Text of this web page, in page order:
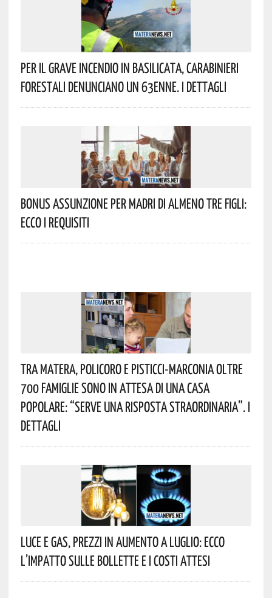
Per Il Grave Incendio In Basilicata, Carabinieri
Forestali Denunciano Un 63enne. I Dettagli
Bonus Assunzione Per Madri Di Almeno Tre Figli:
Ecco I Requisiti
Tra Matera, Policoro E Pisticci-Marconia Oltre
700 Famiglie Sono In Attesa Di Una Casa
Popolare: “serve Una Risposta Straordinaria”. I
Dettagli
Luce E Gas, Prezzi In Aumento A Luglio: Ecco
L’impatto Sulle Bollette E I Costi Attesi